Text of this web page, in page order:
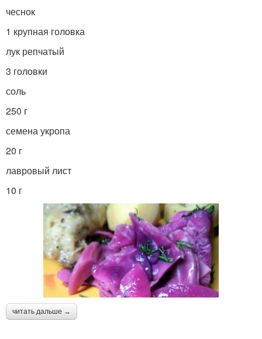
чеснок
1 крупная головка
лук репчатый
3 головки
соль
250 г
семена укропа
20 г
лавровый лист
10 г
читать дальше →